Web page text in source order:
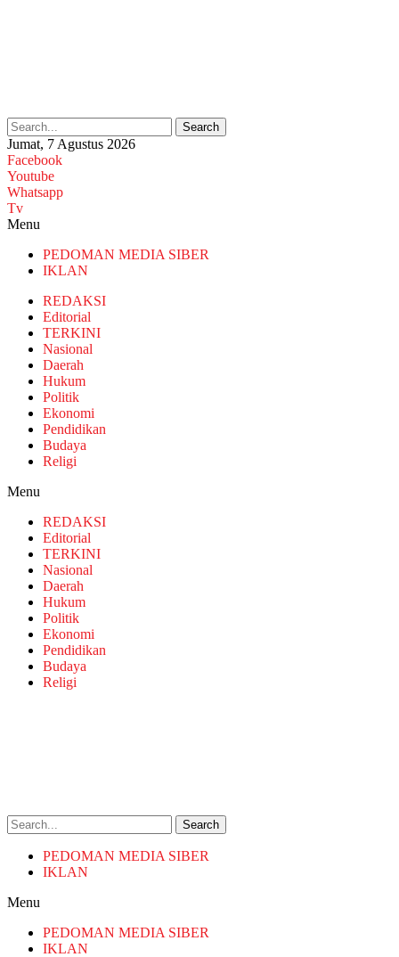
Search
Jumat, 7 Agustus 2026
Facebook
Youtube
Whatsapp
Tv
Menu
PEDOMAN MEDIA SIBER
IKLAN
REDAKSI
Editorial
TERKINI
Nasional
Daerah
Hukum
Politik
Ekonomi
Pendidikan
Budaya
Religi
Menu
REDAKSI
Editorial
TERKINI
Nasional
Daerah
Hukum
Politik
Ekonomi
Pendidikan
Budaya
Religi
Search
PEDOMAN MEDIA SIBER
IKLAN
Menu
PEDOMAN MEDIA SIBER
IKLAN